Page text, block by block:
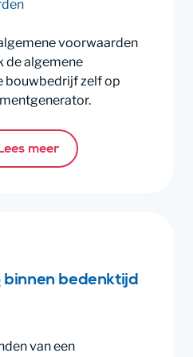
voorwaarden
de algemene
bouwbedrijf zelf op
meer
bedenktijd
van een